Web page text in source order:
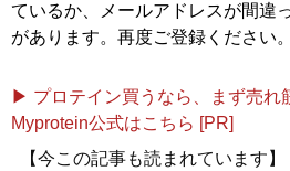
詐欺師や反社、悪事に手を染め
がっていた
記事一覧へ
ているか、メールアドレスが間違
があります。再度ご登録ください。
▶ プロテイン買うなら、まず売れ
Myprotein公式はこちら [PR]
【今この記事も読まれています】